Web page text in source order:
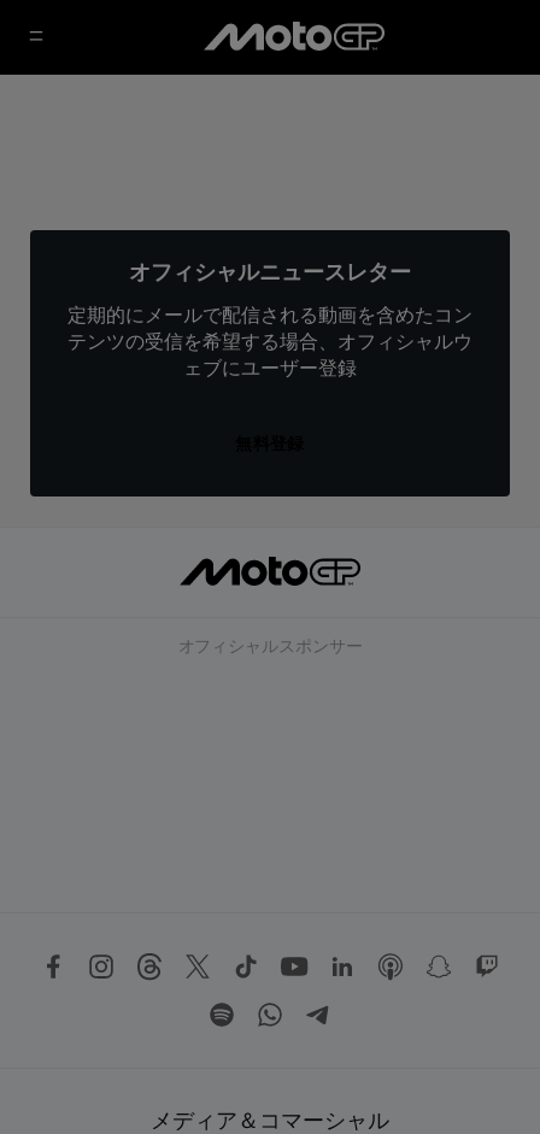
オフィシャルニュースレター
定期的にメールで配信される動画を含めたコン
テンツの受信を希望する場合、オフィシャルウ
ェブにユーザー登録
オフィシャルスポンサー
メディア＆コマーシャル